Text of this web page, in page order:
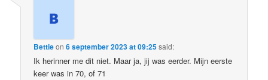
Bettieon6 september 2023 at 09:25said:
Ik herinner me dit niet. Maar ja, jij was eerder. Mijn eerste
keer was in 70, of 71